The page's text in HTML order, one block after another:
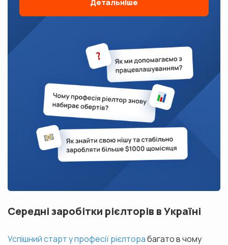
Детальніше
Середні заробітки рієлторів в Україні
Успішний старт у професії рієлторабагато в чому